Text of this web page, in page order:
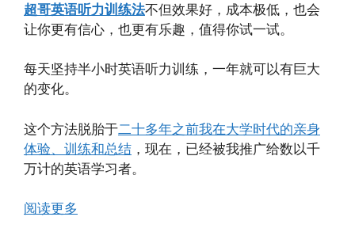
超哥英语听力训练法不但效果好，成本极低，也会
让你更有信心，也更有乐趣，值得你试一试。
每天坚持半小时英语听力训练，一年就可以有巨大
的变化。
这个方法脱胎于二十多年之前我在大学时代的亲身
体验、训练和总结 ，现在，已经被我推广给数以千
万计的英语学习者。
阅读更多